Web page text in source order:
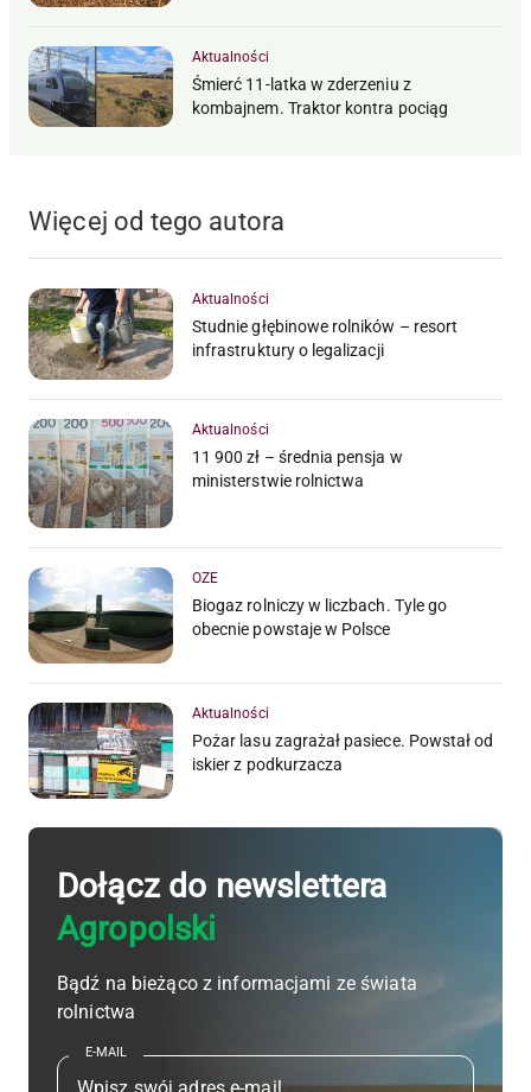
Aktualności
Śmierć 11-latka w zderzeniu z
kombajnem. Traktor kontra pociąg
Więcej od tego autora
Aktualności
Studnie głębinowe rolników – resort
infrastruktury o legalizacji
Aktualności
11 900 zł – średnia pensja w
ministerstwie rolnictwa
OZE
Biogaz rolniczy w liczbach. Tyle go
obecnie powstaje w Polsce
Aktualności
Pożar lasu zagrażał pasiece. Powstał od
iskier z podkurzacza
Dołącz do newslettera
Agropolski
Bądź na bieżąco z informacjami ze świata
rolnictwa
E-MAIL